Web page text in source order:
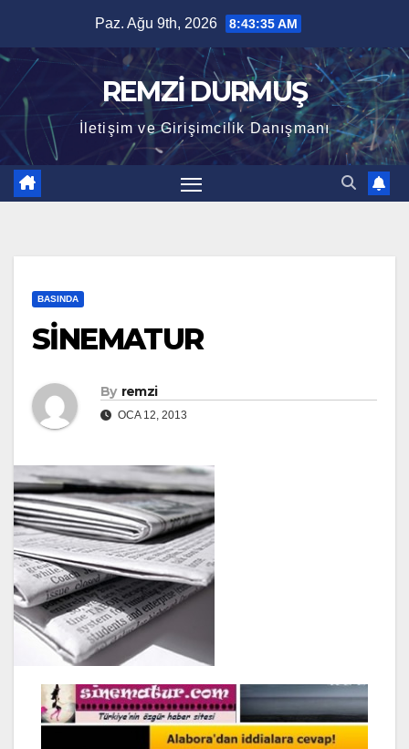
content
Paz. Ağu 9th, 2026 8:43:35 AM
REMZİ DURMUŞ
İletişim ve Girişimcilik Danışmanı
BASINDA
SİNEMATUR
By remzi
OCA 12, 2013